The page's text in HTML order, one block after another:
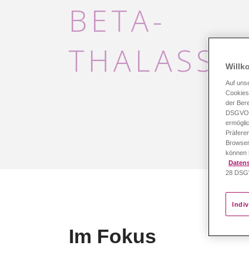
BETA-
Im Fokus
Auf
der
können
28